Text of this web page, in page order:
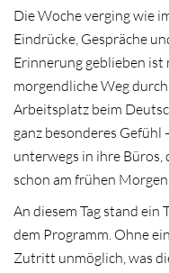
Die Woche verging wie
Eindrücke, Gespräche
Erinnerung geblieben
morgendliche Weg
Arbeitsplatz beim
ganz besonderes
unterwegs in ihre Büros,
schon am frühen Morgen.
An diesem Tag stand
dem Programm. Ohne
Zutritt unmöglich, was